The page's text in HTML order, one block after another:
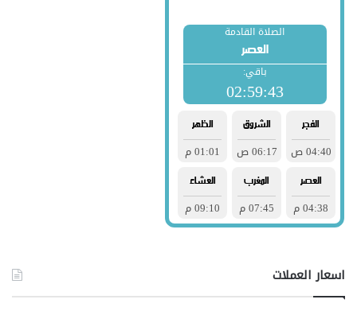
اسعار العملات